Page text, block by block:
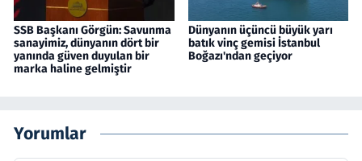
SSB Başkanı Görgün: Savunma
sanayimiz, dünyanın dört bir
yanında güven duyulan bir
marka haline gelmiştir
Dünyanın üçüncü büyük yarı
batık vinç gemisi İstanbul
Boğazı'ndan geçiyor
Yorumlar